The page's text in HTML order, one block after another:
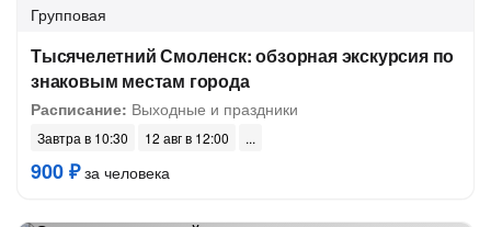
Групповая
Тысячелетний Смоленск: обзорная экскурсия по
знаковым местам города
Расписание: Выходные и праздники
Завтра в 10:30 12 авг в 12:00
900 ₽за человека